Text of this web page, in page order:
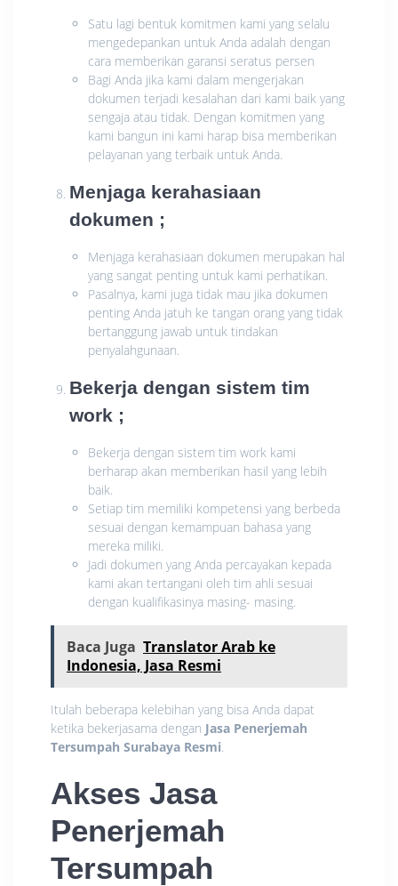
Satu lagi bentuk komitmen kami yang selalu
mengedepankan untuk Anda adalah dengan
cara memberikan garansi seratus persen
Bagi Anda jika kami dalam mengerjakan
dokumen terjadi kesalahan dari kami baik yang
sengaja atau tidak. Dengan komitmen yang
kami bangun ini kami harap bisa memberikan
pelayanan yang terbaik untuk Anda.
Menjaga kerahasiaan
dokumen ;
Menjaga kerahasiaan dokumen merupakan hal
yang sangat penting untuk kami perhatikan.
Pasalnya, kami juga tidak mau jika dokumen
penting Anda jatuh ke tangan orang yang tidak
bertanggung jawab untuk tindakan
penyalahgunaan.
Bekerja dengan sistem tim
work ;
Bekerja dengan sistem tim work kami
berharap akan memberikan hasil yang lebih
baik.
Setiap tim memiliki kompetensi yang berbeda
sesuai dengan kemampuan bahasa yang
mereka miliki.
Jadi dokumen yang Anda percayakan kepada
kami akan tertangani oleh tim ahli sesuai
dengan kualifikasinya masing- masing.
Baca Juga Translator Arab ke
Indonesia, Jasa Resmi
Itulah beberapa kelebihan yang bisa Anda dapat
ketika bekerjasama dengan Jasa Penerjemah
Tersumpah Surabaya Resmi.
Akses Jasa
Penerjemah
Tersumpah